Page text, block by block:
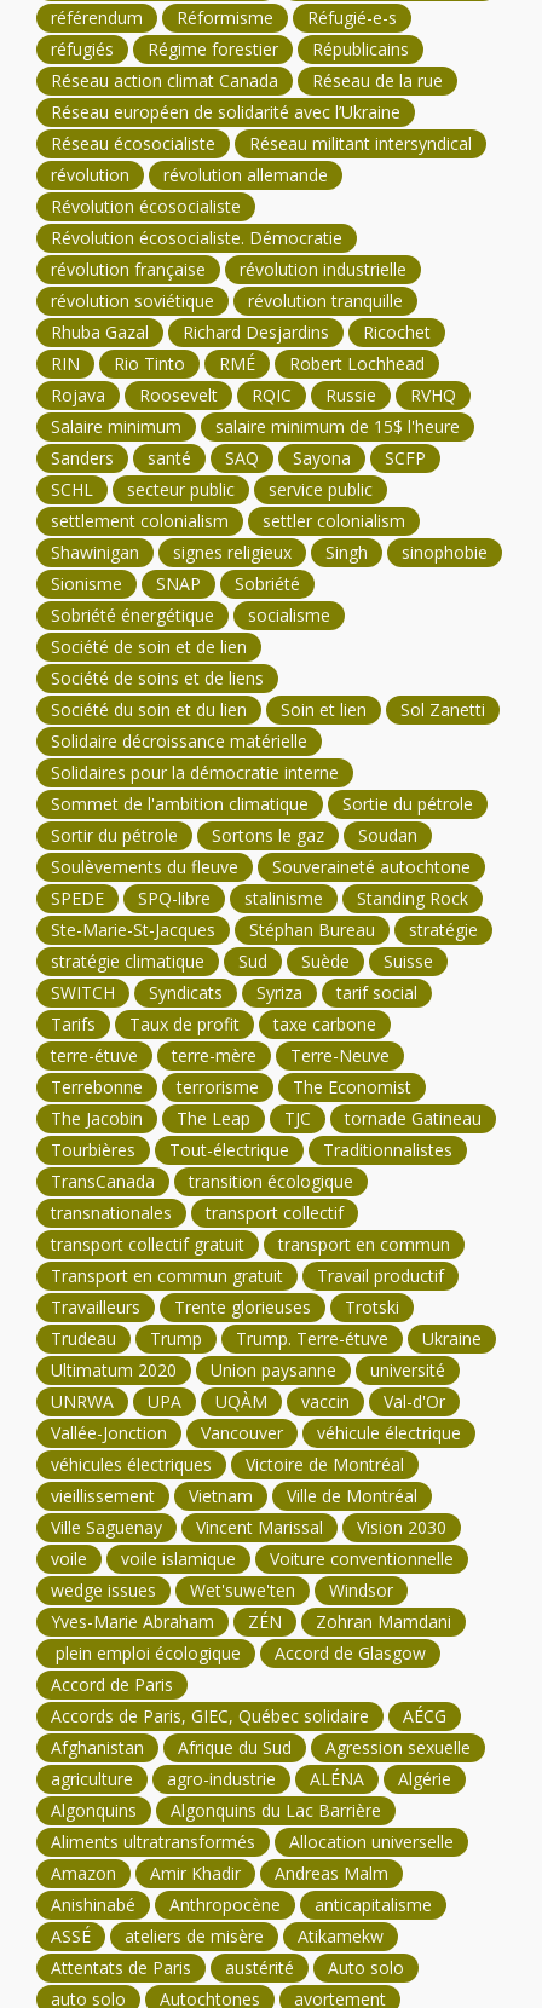
référendum
Réformisme
Réfugié-e-s
réfugiés
Régime forestier
Républicains
Réseau action climat Canada
Réseau de la rue
Réseau européen de solidarité avec l’Ukraine
Réseau écosocialiste
Réseau militant intersyndical
révolution
révolution allemande
Révolution écosocialiste
Révolution écosocialiste. Démocratie
révolution française
révolution industrielle
révolution soviétique
révolution tranquille
Rhuba Gazal
Richard Desjardins
Ricochet
RIN
Rio Tinto RMÉ
Robert Lochhead
Rojava
Roosevelt RQIC Russie
RVHQ
Salaire minimum
salaire minimum de 15$ l'heure
Sanders
santé SAQ Sayona
SCFP
SCHL
secteur public
service public
settlement colonialism
settler colonialism
Shawinigan
signes religieux Singh
sinophobie
Sionisme
SNAP
Sobriété
Sobriété énergétique
socialisme
Société de soin et de lien
Société de soins et de liens
Société du soin et du lien
Soin et lien
Sol Zanetti
Solidaire décroissance matérielle
Solidaires pour la démocratie interne
Sommet de l'ambition climatique
Sortie du pétrole
Sortir du pétrole
Sortons le gaz
Soudan
Soulèvements du fleuve
Souveraineté autochtone
SPEDE
SPQ-libre stalinisme
Standing Rock
Ste-Marie-St-Jacques
Stéphan Bureau
stratégie
stratégie climatique
Sud Suède
Suisse
SWITCH
Syndicats Syriza
tarif social
Tarifs
Taux de profit
taxe carbone
terre-étuve
terre-mère
Terre-Neuve
Terrebonne
terrorisme
The Economist
The Jacobin
The Leap TJC
tornade Gatineau
Tourbières
Tout-électrique
Traditionnalistes
TransCanada
transition écologique
transnationales
transport collectif
transport collectif gratuit
transport en commun
Transport en commun gratuit
Travail productif
Travailleurs
Trente glorieuses
Trotski
Trudeau
Trump Trump. Terre-étuve
Ukraine
Ultimatum 2020
Union paysanne
université
UNRWA
UPA UQÀM vaccin
Val-d'Or
Vallée-Jonction
Vancouver
véhicule électrique
véhicules électriques
Victoire de Montréal
vieillissement
Vietnam
Ville de Montréal
Ville Saguenay
Vincent Marissal
Vision 2030
voile
voile islamique
Voiture conventionnelle
wedge issues
Wet'suwe'ten
Windsor
Yves-Marie Abraham
ZÉN
Zohran Mamdani
plein emploi écologique
Accord de Glasgow
Accord de Paris
Accords de Paris, GIEC, Québec solidaire
AÉCG
Afghanistan
Afrique du Sud
Agression sexuelle
agriculture
agro-industrie ALÉNA
Algérie
Algonquins
Algonquins du Lac Barrière
Aliments ultratransformés
Allocation universelle
Amazon
Amir Khadir
Andreas Malm
Anishinabé
Anthropocène
anticapitalisme
ASSÉ
ateliers de misère
Atikamekw
Attentats de Paris
austérité
Auto solo
auto solo
Autochtones avortement